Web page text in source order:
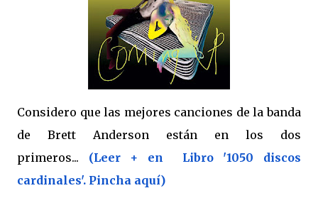
Considero que las mejores canciones de la banda
de Brett Anderson están en los dos
primeros... (Leer + en Libro '1050 discos
cardinales'. Pincha aquí)